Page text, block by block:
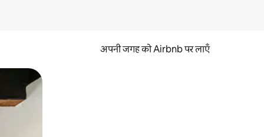
अपनी जगह को Airbnb पर लाएँ